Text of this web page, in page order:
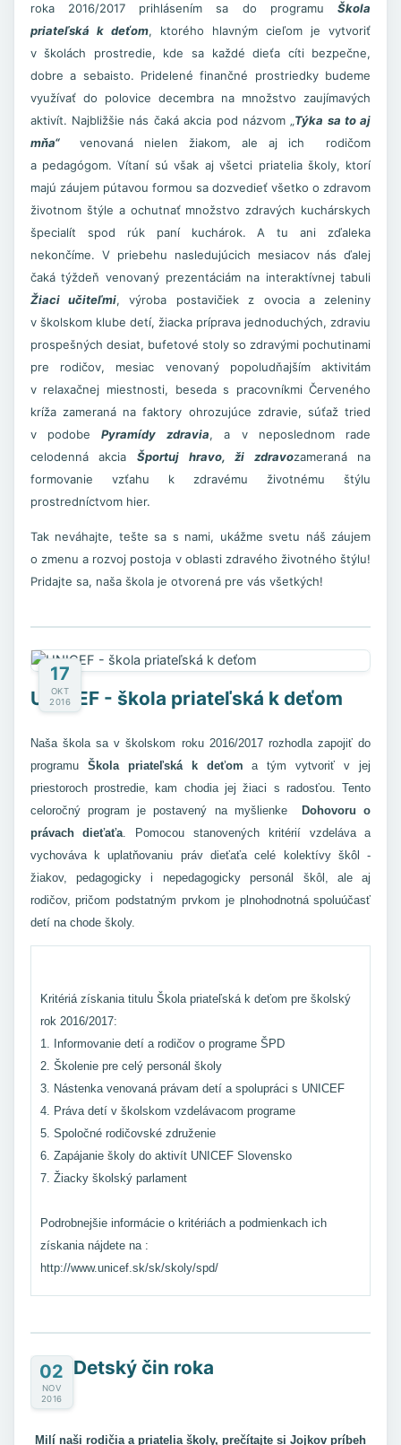
roka 2016/2017 prihlásením sa do programuŠkola
priateľská k deťom, ktorého hlavným cieľom je vytvoriť
v školách prostredie, kde sa každé dieťa cíti bezpečne,
dobre a sebaisto. Pridelené finančné prostriedky budeme
využívať do polovice decembra na množstvo zaujímavých
aktivít. Najbližšie nás čaká akcia pod názvom „Týka sa to aj
mňa“
venovaná nielen žiakom, ale aj ich rodičom
a pedagógom. Vítaní sú však aj všetci priatelia školy, ktorí
majú záujem pútavou formou sa dozvedieť všetko o zdravom
životnom štýle a ochutnať množstvo zdravých kuchárskych
špecialít spod rúk paní kuchárok. A tu ani zďaleka
nekončíme. V priebehu nasledujúcich mesiacov nás ďalej
čaká týždeň venovaný prezentáciám na interaktívnej tabuli
Žiaci učiteľmi, výroba postavičiek z ovocia a zeleniny
v školskom klube detí, žiacka príprava jednoduchých, zdraviu
prospešných desiat, bufetové stoly so zdravými pochutinami
pre rodičov, mesiac venovaný popoludňajším aktivitám
v relaxačnej miestnosti, beseda s pracovníkmi Červeného
kríža zameraná na faktory ohrozujúce zdravie, súťaž tried
v podobePyramídy zdravia, a v neposlednom rade
celodenná akcia Športuj hravo, ži zdravozameraná na
formovanie vzťahu k zdravému životnému štýlu
prostredníctvom hier.
Tak neváhajte, tešte sa s nami, ukážme svetu náš záujem
o zmenu a rozvoj postoja v oblasti zdravého životného štýlu!
Pridajte sa, naša škola je otvorená pre vás všetkých!
17
OKT
2016
UNICEF - škola priateľská k deťom
Naša škola sa v školskom roku 2016/2017 rozhodla zapojiť do
programu Škola priateľská k deťom a tým vytvoriť v jej
priestoroch prostredie, kam chodia jej žiaci s radosťou. Tento
celoročný program je postavený na myšlienke
Dohovoru o
právach dieťaťa . Pomocou stanovených kritérií vzdeláva a
vychováva k uplatňovaniu práv dieťaťa celé kolektívy škôl -
žiakov, pedagogicky i nepedagogicky personál škôl, ale aj
rodičov, pričom podstatným prvkom je plnohodnotná spoluúčasť
detí na chode školy.
Kritériá získania titulu Škola priateľská k deťom pre školský
rok 2016/2017:
1. Informovanie detí a rodičov o programe ŠPD
2. Školenie pre celý personál školy
3. Nástenka venovaná právam detí a spolupráci s UNICEF
4. Práva detí v školskom vzdelávacom programe
5. Spoločné rodičovské združenie
6. Zapájanie školy do aktivít UNICEF Slovensko
7. Žiacky školský parlament
Podrobnejšie informácie o kritériách a podmienkach ich
získania nájdete na :
http://www.unicef.sk/sk/skoly/spd/
02
NOV
2016
Detský čin roka
Milí naši rodičia a priatelia školy, prečítajte si Jojkov príbeh